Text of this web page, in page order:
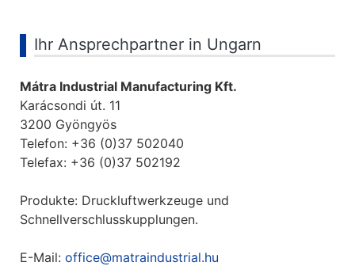
Ihr Ansprechpartner in Ungarn
Mátra Industrial Manufacturing Kft.
Karácsondi út. 11
3200 Gyöngyös
Telefon: +36 (0)37 502040
Telefax: +36 (0)37 502192
Produkte: Druckluftwerkzeuge und
Schnellverschlusskupplungen.
E-Mail: office@matraindustrial.hu